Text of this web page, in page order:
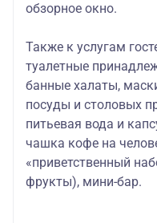
обзорное окно.
Также к услугам
туалетные
банные халаты,
посуды и столовых
питьевая вода и
чашка кофе на
«приветственный
фрукты), мини-бар.